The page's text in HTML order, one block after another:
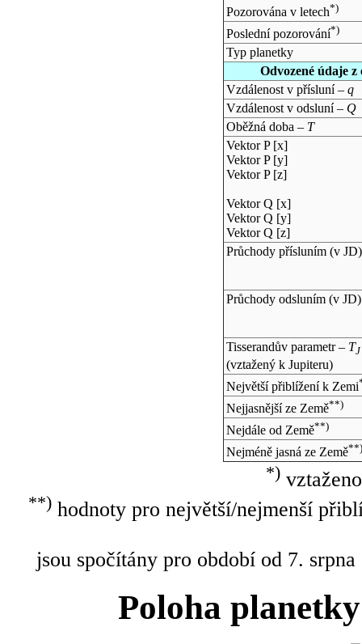
Pozorována v letech*)
Poslední pozorování*)
Typ planetky
Odvozené údaje
Vzdálenost v přísluní – q
Vzdálenost v odsluní – Q
Oběžná doba – T
Vektor P [x]
Vektor P [y]
Vektor P [z]
Vektor Q [x]
Vektor Q [y]
Vektor Q [z]
Průchody přísluním (v JD)
Průchody odsluním (v JD)
Tisserandův parametr – TJ
(vztažený k Jupiteru)
Největší přiblížení k Zemi
Nejjasnější ze Země**)
Nejdále od Země**)
Nejméně jasná ze Země**)
*)
**)hodnoty pro největší/nejmenší
jsou spočítány pro období od 7.
Poloha